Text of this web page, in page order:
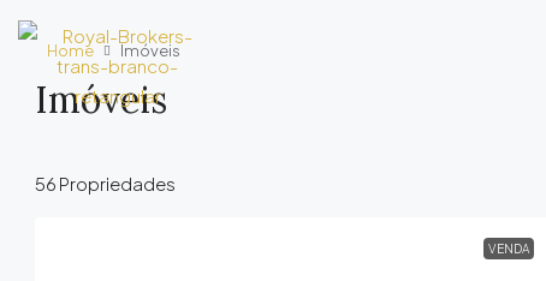
Home Imóveis
Imóveis
56 Propriedades
VENDA